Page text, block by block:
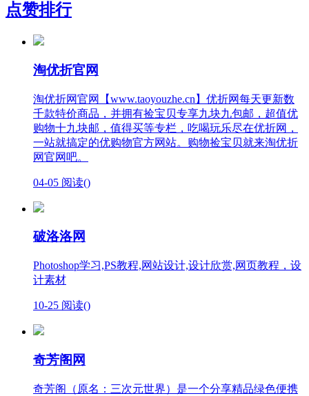
点赞排行
淘优折官网
淘优折网官网【www.taoyouzhe.cn】优折网每天更新数
千款特价商品，并拥有捡宝贝专享九块九包邮，超值优
购物十九块邮，值得买等专栏，吃喝玩乐尽在优折网，
一站就搞定的优购物官方网站。购物捡宝贝就来淘优折
网官网吧。
04-05 阅读()
破洛洛网
Photoshop学习,PS教程,网站设计,设计欣赏,网页教程，设
计素材
10-25 阅读()
奇芳阁网
奇芳阁（原名：三次元世界）是一个分享精品绿色便携